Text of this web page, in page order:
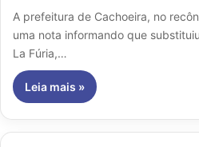
A prefeitura de Cachoeira, no
uma nota informando que
La Fúria,…
Leia mais »